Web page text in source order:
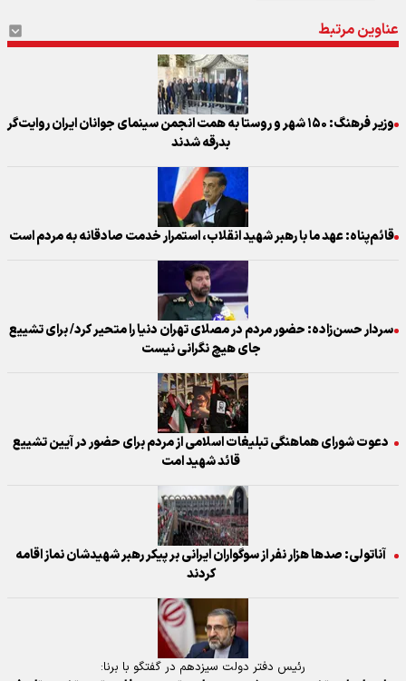
عناوین مرتبط
وزیر فرهنگ: ۱۵۰ شهر و روستا به همت انجمن سینمای جوانان ایران روایت‌گر
بدرقه شدند
قائم‌پناه: عهد ما با رهبر شهید انقلاب، استمرار خدمت صادقانه به مردم است
سردار حسن‌زاده: حضور مردم در مصلای تهران دنیا را متحیر کرد/ برای تشییع
جای هیچ نگرانی نیست
دعوت شورای هماهنگی تبلیغات اسلامی از مردم برای حضور در آیین تشییع
قائد شهید امت
آناتولی: صدها هزار نفر از سوگواران ایرانی بر پیکر رهبر شهیدشان نماز اقامه
کردند
رئیس دفتر دولت سیزدهم در گفتگو با برنا: